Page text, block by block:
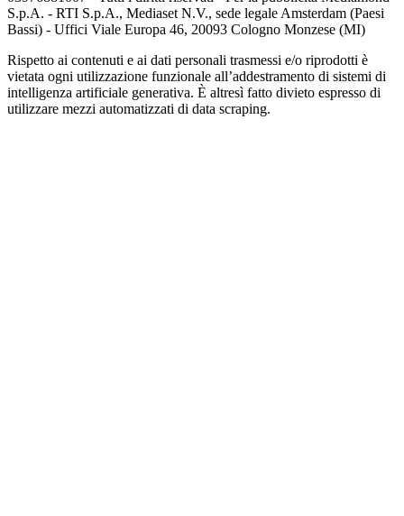
S.p.A. - RTI S.p.A., Mediaset N.V., sede legale Amsterdam (Paesi
Bassi) - Uffici Viale Europa 46, 20093 Cologno Monzese (MI)
Rispetto ai contenuti e ai dati personali trasmessi e/o riprodotti è
vietata ogni utilizzazione funzionale all’addestramento di sistemi di
intelligenza artificiale generativa. È altresì fatto divieto espresso di
utilizzare mezzi automatizzati di data scraping.